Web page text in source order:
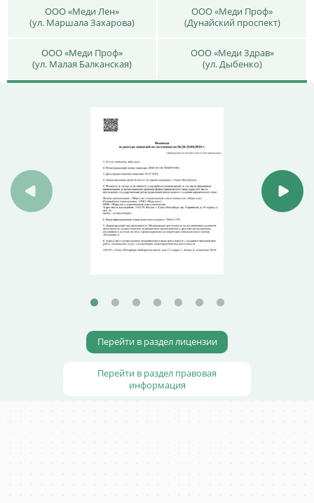
ООО «Меди Лен»
(ул. Маршала Захарова)
ООО «Меди Проф»
(Дунайский проспект)
ООО «Меди Проф»
(ул. Малая Балканская)
ООО «Меди Здрав»
(ул. Дыбенко)
Перейти в раздел лицензии
Перейти в раздел правовая
информация